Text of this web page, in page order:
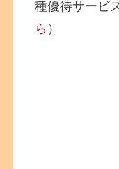
種優待サービ
ら ）